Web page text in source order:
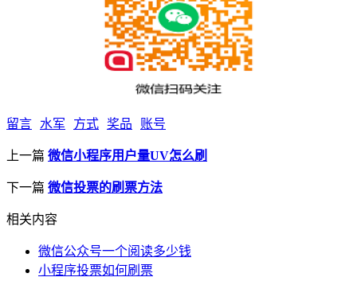
留言 水军 方式 奖品 账号
上一篇 微信小程序用户量UV怎么刷
下一篇 微信投票的刷票方法
相关内容
微信公众号一个阅读多少钱
小程序投票如何刷票